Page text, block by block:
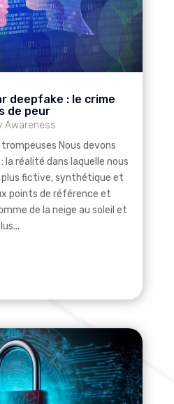
deepfake : le crime
de peur
Awareness
Nous devons
la réalité dans laquelle nous
plus fictive, synthétique et
points de référence et
de la neige au soleil et